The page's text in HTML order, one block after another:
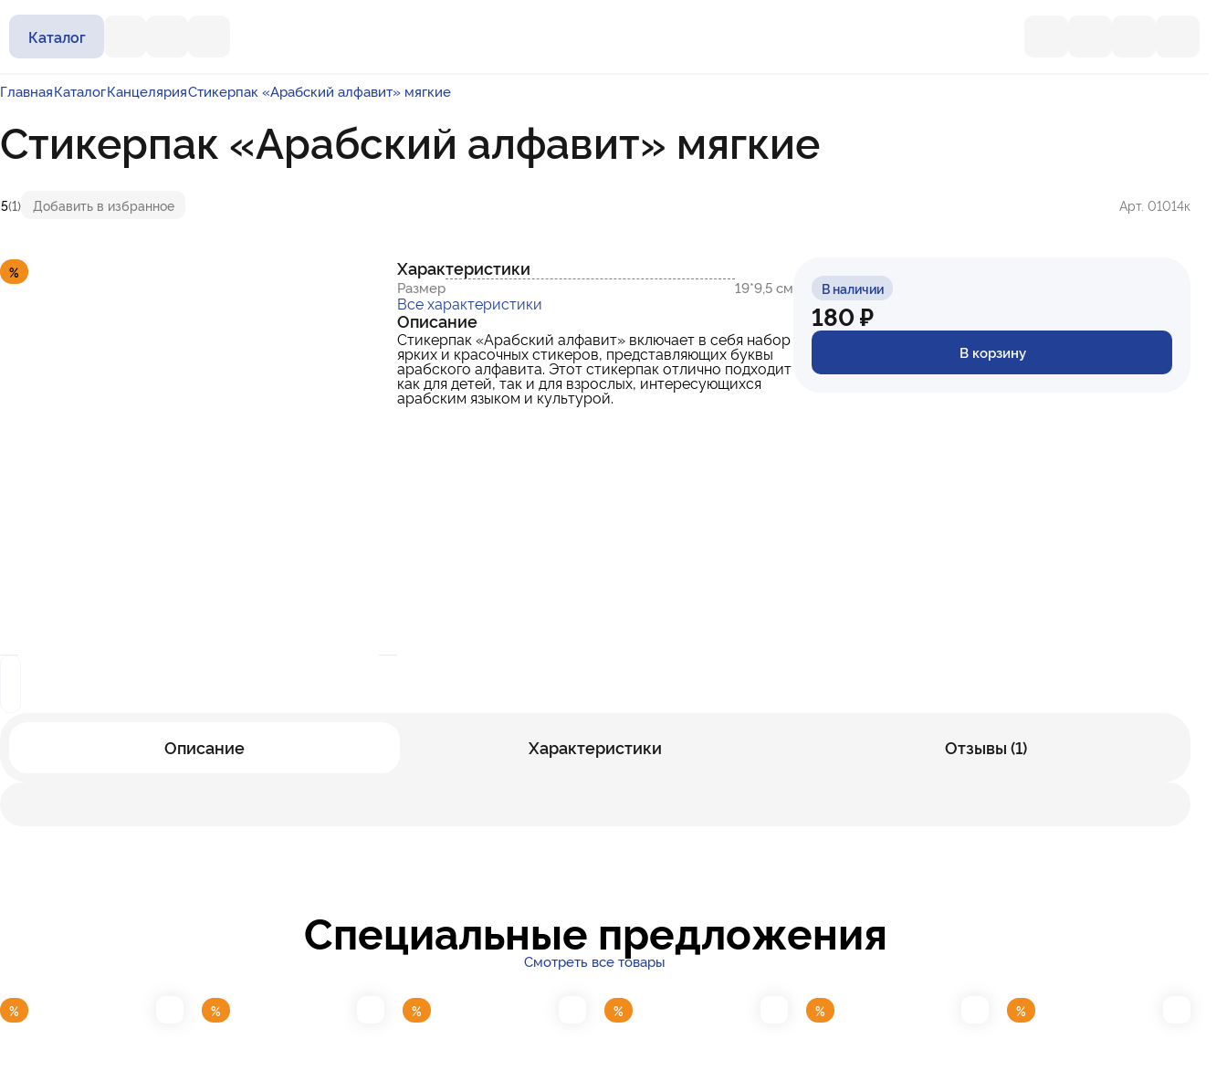
Каталог
ГлавнаяКаталогКанцелярияСтикерпак «Арабский алфавит» мягкие
Стикерпак «Арабский алфавит» мягкие
5(1) Добавить в избранное Арт. 01014к
% Характеристики
Размер 19*9,5 см
Все характеристики
Описание
Стикерпак «Арабский алфавит»включает в себя набор
ярких и красочных стикеров, представляющих буквы
арабского алфавита. Этот стикерпак отлично подходит
как для детей, так и для взрослых, интересующихся
арабским языком и культурой.
В наличии
180 ₽
В корзину
Описание Характеристики Отзывы (1)
Специальные предложения
Смотреть все товары
% % % % % %